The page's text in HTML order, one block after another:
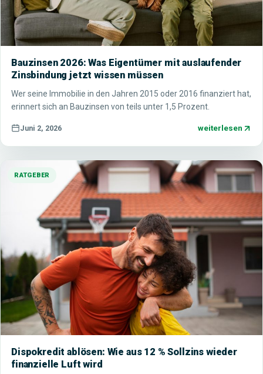
Bauzinsen 2026: Was Eigentümer mit auslaufender
Zinsbindung jetzt wissen müssen
Wer seine Immobilie in den Jahren 2015 oder 2016 finanziert hat,
erinnert sich an Bauzinsen von teils unter 1,5 Prozent.
Juni 2, 2026 weiterlesen
RATGEBER
Dispokredit ablösen: Wie aus 12 % Sollzins wieder
finanzielle Luft wird